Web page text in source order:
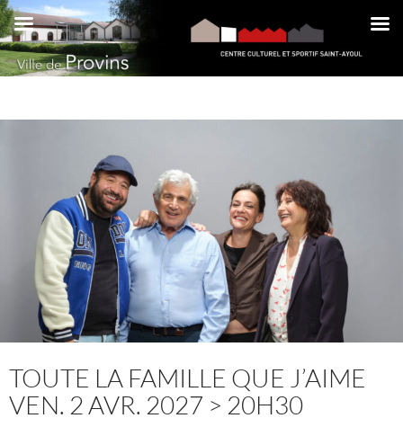
Aller
au
contenu
TOUTE LA FAMILLE QUE J’AIME
VEN. 2 AVR. 2027 > 20H30